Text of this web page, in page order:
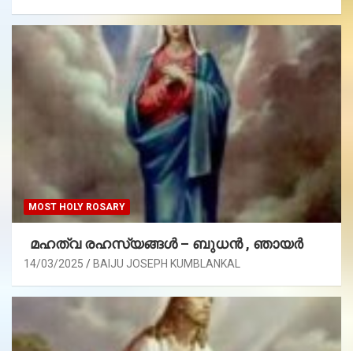
MOST HOLY ROSARY
മഹത്വ രഹസ്യങ്ങള്‍ – ബുധൻ , ഞായർ
14/03/2025 BAIJU JOSEPH KUMBLANKAL